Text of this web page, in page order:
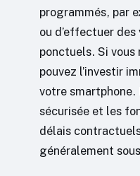
programmés, par
ou d’effectuer
ponctuels. Si vous
pouvez l’investir
votre smartphone.
sécurisée et les
délais contractuels
généralement